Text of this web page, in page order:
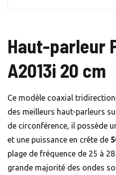
Haut-parleur
A2013i 20 cm
Ce modèle coaxial
des meilleurs haut-parleurs
de circonférence, il possède
et une puissance en crête de
plage de fréquence de 25 à
grande majorité des ondes